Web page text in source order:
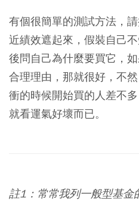
有個很簡單的測試方法，
近績效遮起來，假裝自己
後問自己為什麼要買它，
合理理由，那就很好，不
衝的時候開始買的人差不
就看運氣好壞而已。
註1：常常我列一般型基金